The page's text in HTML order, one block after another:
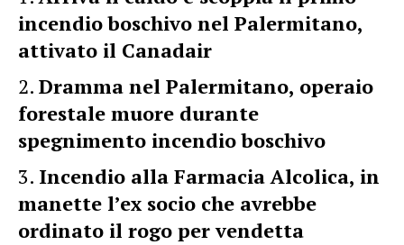
incendio boschivo nel Palermitano,
attivato il Canadair
Dramma nel Palermitano, operaio
forestale muore durante
spegnimento incendio boschivo
Incendio alla Farmacia Alcolica, in
manette l’ex socio che avrebbe
ordinato il rogo per vendetta